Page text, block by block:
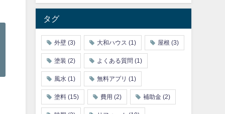
タグ
外壁(3) 大和ハウス (1) 屋根 (3)
塗装 (2) よくある質問 (1)
風水 (1) 無料アプリ (1)
塗料(15) 費用 (2) 補助金(2)